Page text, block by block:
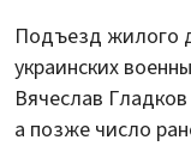
Подъезд жилого
украинских
Вячеслав
а позже число